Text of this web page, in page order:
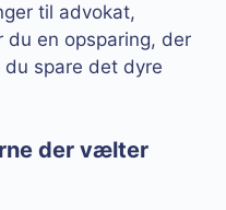
til advokat,
du en opsparing, der
spare det dyre
der vælter